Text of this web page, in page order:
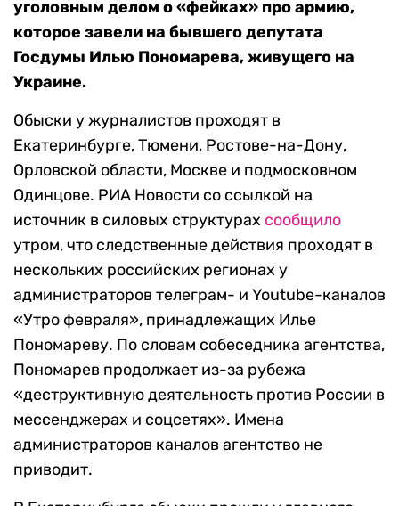
уголовным делом о «фейках» про армию,
которое завели на бывшего депутата
Госдумы Илью Пономарева, живущего на
Украине.
Обыски у журналистов проходят в
Екатеринбурге, Тюмени, Ростове-на-Дону,
Орловской области, Москве и подмосковном
Одинцове. РИА Новости со ссылкой на
источник в силовых структурах сообщило
утром, что следственные действия проходят в
нескольких российских регионах у
администраторов телеграм- и Youtube-каналов
«Утро февраля», принадлежащих Илье
Пономареву. По словам собеседника агентства,
Пономарев продолжает из-за рубежа
«деструктивную деятельность против России в
мессенджерах и соцсетях». Имена
администраторов каналов агентство не
приводит.